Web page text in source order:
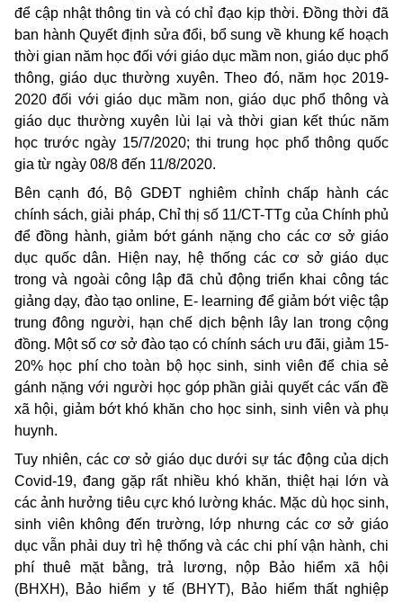
để cập nhật thông tin và có chỉ đạo kịp thời. Đồng thời đã
ban hành Quyết định sửa đổi, bổ sung về khung kế hoạch
thời gian năm học đối với giáo dục mầm non, giáo dục phổ
thông, giáo dục thường xuyên. Theo đó, năm học 2019-
2020 đối với giáo dục mầm non, giáo dục phổ thông và
giáo dục thường xuyên lùi lại và thời gian kết thúc năm
học trước ngày 15/7/2020; thi trung học phổ thông quốc
gia từ ngày 08/8 đến 11/8/2020.
Bên cạnh đó, Bộ GDĐT nghiêm chỉnh chấp hành các
chính sách, giải pháp, Chỉ thị số 11/CT-TTg của Chính phủ
để đồng hành, giảm bớt gánh nặng cho các cơ sở giáo
dục quốc dân. Hiện nay, hệ thống các cơ sở giáo dục
trong và ngoài công lập đã chủ động triển khai công tác
giảng dạy, đào tạoonline, E- learning để giảm bớt việc tập
trung đông người, hạn chế dịch bệnh lây lan trong cộng
đồng. Một số cơ sở đào tạo có chính sách ưu đãi, giảm 15-
20% học phí cho toàn bộ học sinh, sinh viên để chia sẻ
gánh nặng với người học góp phần giải quyết các vấn đề
xã hội, giảm bớt khó khăn cho học sinh, sinh viên và phụ
huynh.
Tuy nhiên, các cơ sở giáo dục dưới sự tác động của dịch
Covid-19, đang gặp rất nhiều khó khăn, thiệt hại lớn và
các ảnh hưởng tiêu cực khó lường khác. Mặc dù học sinh,
sinh viên không đến trường, lớp nhưng các cơ sở giáo
dục vẫn phải duy trì hệ thống và các chi phí vận hành, chi
phí thuê mặt bằng, trả lương, nộp Bảo hiểm xã hội
(BHXH), Bảo hiểm y tế (BHYT), Bảo hiểm thất nghiệp